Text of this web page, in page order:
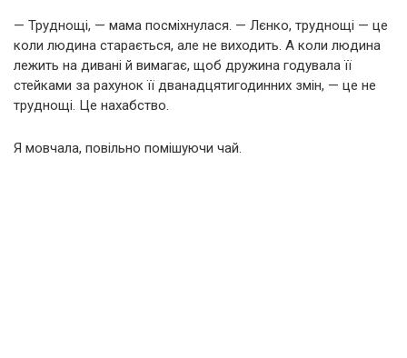
— Труднощі, — мама посміхнулася. — Лєнко, труднощі — це
коли людина старається, але не виходить. А коли людина
лежить на дивані й вимагає, щоб дружина годувала її
стейками за рахунок її дванадцятигодинних змін, — це не
труднощі. Це нахабство.
Я мовчала, повільно помішуючи чай.